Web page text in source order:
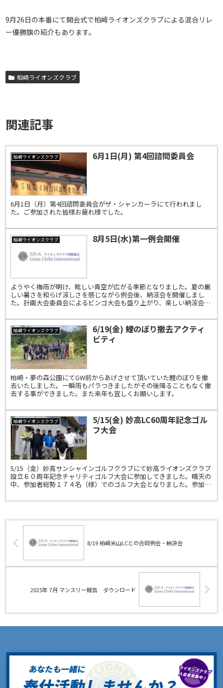
9月26日の本番にて開会式で柏崎ライオンズクラブによる混合リレ
ー優勝旗の紹介もあります。
柏崎ライオンズクラブ
関連記事
柏崎ライオンズクラブ 6月1日(月) 第4回諮問委員会
6月1日（月）第4回諮問委員会がザ・シャンカーラにて行われまし
た。ご参加された皆様お疲れ様でした。
柏崎ライオンズクラブ 8月5日(水)第一例会開催
ようやく梅雨が明け、眩しい青空が広がる季節となりました。夏の厳
しい暑さを和らげ涼しさを感じながら例会後、納涼会を開催しまし
た。計画大会委員会によるビンゴ大会も盛り上がり、楽しい納涼会と
柏崎ライオンズクラブ
6/19(金) 鯉のぼり撤去アクティ
ビティ
柏崎・夢の森公園にてGW前からあげさせて頂いていた鯉のぼりを撤
去いたしました。一瞬雨もパラつきましたがその後降ることもなく撤
去する事ができました。また来年も宜しくお願いします。
柏崎ライオンズクラブ
5/15(金) 妙高LC60周年記念ゴル
フ大会
5/15（金）妙高サンシャインゴルフクラブにて妙高ライオンズクラブ
設立６０周年記念チャリティゴルフ大会に参加してきました。晴天の
中、参加者総勢１７４名（様）でのゴルフ大会となりました。参加さ
8/19 柏崎米山LCとの合同例会・納涼会
2025年 7月 マンスリー報告 ダウンロード